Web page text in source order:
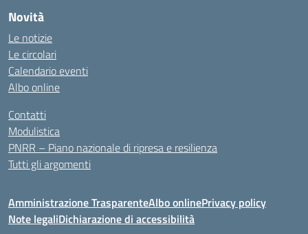
Novità
Le notizie
Le circolari
Calendario eventi
Albo online
Contatti
Modulistica
PNRR – Piano nazionale di ripresa e resilienza
Tutti gli argomenti
Amministrazione TrasparenteAlbo onlinePrivacy policy
Note legaliDichiarazione di accessibilità